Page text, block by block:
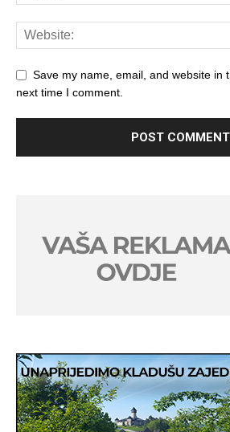
Save my name, email, and website in
next time I comment.